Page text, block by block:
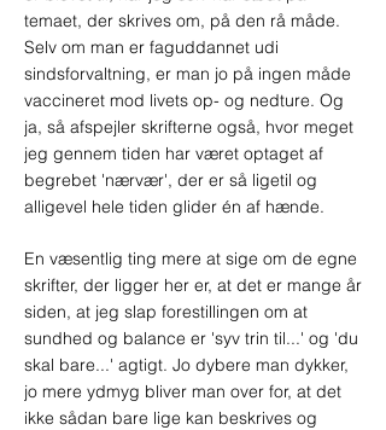
temaet, der skrives om, på den rå måde.
Selv om man er faguddannet udi
sindsforvaltning, er man jo på ingen måde
vaccineret mod livets op- og nedture. Og
ja, så afspejler skrifterne også, hvor meget
jeg gennem tiden har været optaget af
begrebet 'nærvær', der er så ligetil og
alligevel hele tiden glider én af hænde.
En væsentlig ting mere at sige om de egne
skrifter, der ligger her er, at det er mange år
siden, at jeg slap forestillingen om at
sundhed og balance er 'syv trin til...' og 'du
skal bare...' agtigt. Jo dybere man dykker,
jo mere ydmyg bliver man over for, at det
ikke sådan bare lige kan beskrives og